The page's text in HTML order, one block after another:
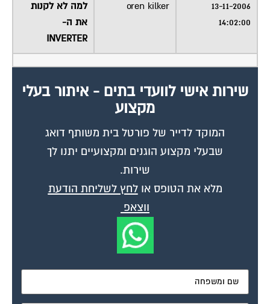
14:02:00
את ה-
INVERTER
מקצוע
המוקד לדייר של פורטל בית משותף דואג
שבעלי מקצוע הוגנים ומקצועיים יתנו לך
שירות.
מלא את הטופס אולחץ לשליחת הודעת
ווצאפ